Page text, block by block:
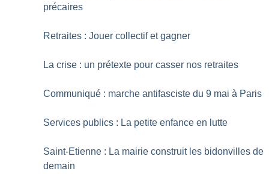
précaires
Retraites : Jouer collectif et gagner
La crise : un prétexte pour casser nos retraites
Communiqué : marche antifasciste du 9 mai à Paris
Services publics : La petite enfance en lutte
Saint-Etienne : La mairie construit les bidonvilles de
demain